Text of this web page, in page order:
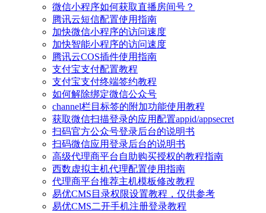
微信小程序如何获取直播房间号？
腾讯云短信配置使用指南
加快微信小程序的访问速度
加快智能小程序的访问速度
腾讯云COS插件使用指南
支付宝支付配置教程
支付宝支付终端签约教程
如何解除绑定微信公众号
channel栏目标签的附加功能使用教程
获取微信扫描登录的应用配置appid/appsecret
扫码官方公众号登录后台的说明书
扫码微信应用登录后台的说明书
高级代理商平台自助购买授权的教程指南
西数虚拟主机代理配置使用指南
代理商平台推荐主机模板修改教程
易优CMS目录权限设置教程，仅供参考
易优CMS二开手机注册登录教程